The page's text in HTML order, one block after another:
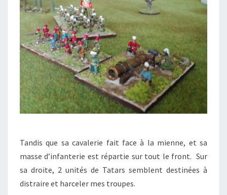
Tandis que sa cavalerie fait face à la mienne, et sa
masse d’infanterie est répartie sur tout le front. Sur
sa droite, 2 unités de Tatars semblent destinées à
distraire et harceler mes troupes.